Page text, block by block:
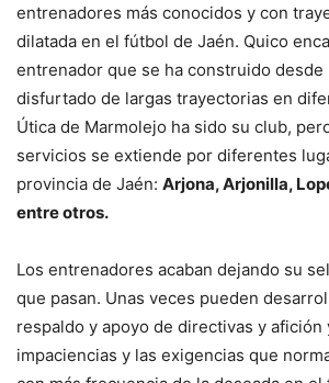
entrenadores más conocidos y con
dilatada en el fútbol de Jaén. Quico
entrenador que se ha construido desde
disfurtado de largas trayectorias en
Útica de Marmolejo ha sido su club,
servicios se extiende por diferentes
provincia de Jaén: Arjona, Arjonilla,
entre otros.
Los entrenadores acaban dejando su
que pasan. Unas veces pueden
respaldo y apoyo de directivas y afición
impaciencias y las exigencias que